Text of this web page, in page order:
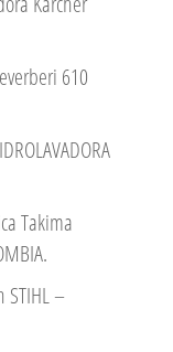
610
Takima
STIHL –